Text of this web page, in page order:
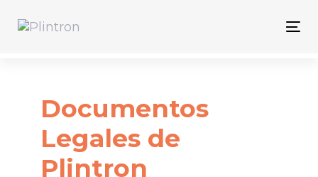
links
Documentos
Legales de
Plintron